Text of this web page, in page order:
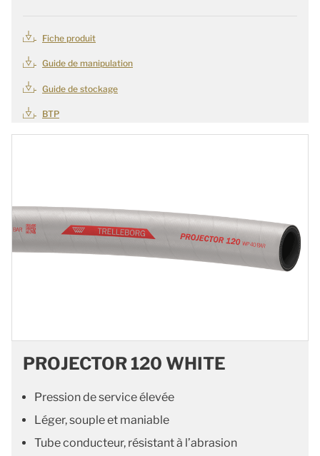
Fiche produit
Guide de manipulation
Guide de stockage
BTP
PROJECTOR 120 WHITE
Pression de service élevée
Léger, souple et maniable
Tube conducteur, résistant à l’abrasion